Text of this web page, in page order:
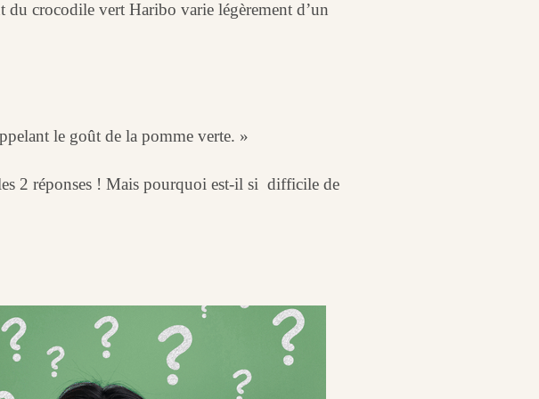
du crocodile vert Haribo varie légèrement d’un
le goût de la pomme verte. »
2 réponses ! Mais pourquoi est-il si difficile de